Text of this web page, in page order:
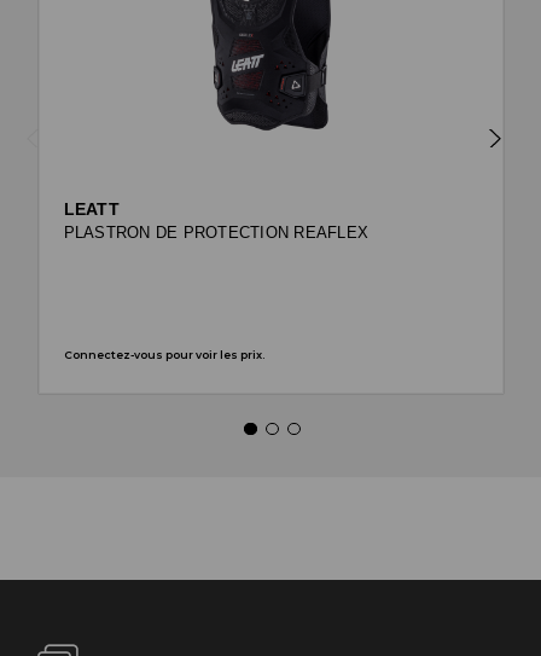
LEATT
PLASTRON DE PROTECTION REAFLEX
Connectez-vous pour voir les prix.